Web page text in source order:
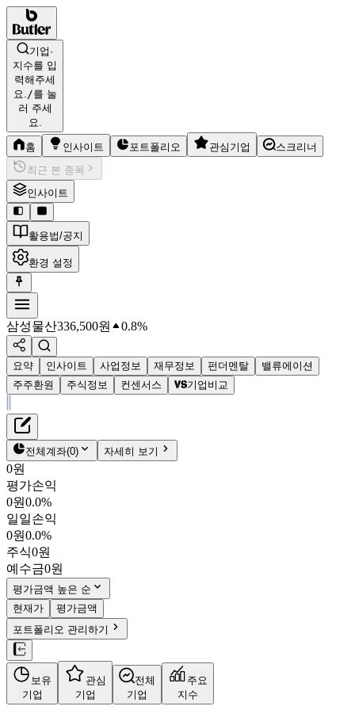
기업·
지수를 입
력해주세
요./를 눌
러 주세
요.
홈 인사이트 포트폴리오 관심기업
스크리너
최근 본 종목
인사이트
활용법/공지
환경 설정
삼성물산336,500원 0.8%
요약 인사이트 사업정보 재무정보 펀더멘탈
밸류에이션
주주환원
주식정보 컨센서스 기업비교
삼성물산
336,500원
028260
KOSPI
시가총액
PBR0.88
PER21.59
fPER 20.08
배당수익률0.83%
자사주비율4.59%
결산월12월
4분기누적
10년
주재무제표
재무정보
펀더멘탈
밸류에이션
주주환원
컨센서스
주식정보
전체계좌(0) 자세히 보기
0원
평가손익
0원0.0%
일일손익
0원0.0%
주식0원
예수금0원
평가금액 높은 순
현재가
평가금액
포트폴리오 관리하기
보유
기업
관심
기업
전체
기업
주요
지수